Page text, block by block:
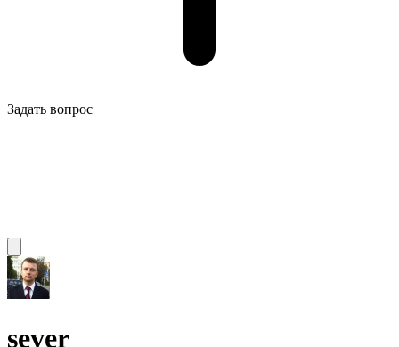
Задать вопрос
sever